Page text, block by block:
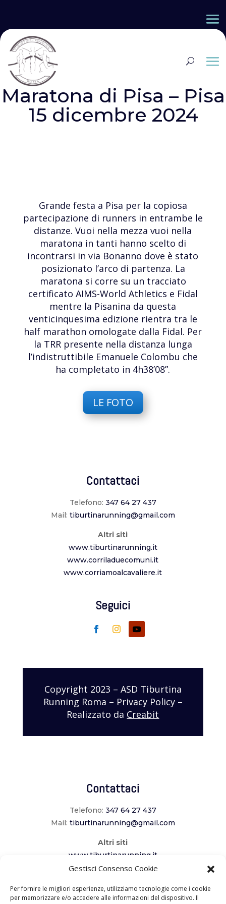
Gestisci Consenso Cookie
Per fornire le migliori esperienze, utilizziamo tecnologie come i cookie
per memorizzare e/o accedere alle informazioni del dispositivo. Il
Maratona di Pisa – Pisa
15 dicembre 2024
Grande festa a Pisa per la copiosa
partecipazione di runners in entrambe le
distanze. Vuoi nella mezza vuoi nella
maratona in tanti hanno scelto di
incontrarsi in via Bonanno dove è stato
posizionato l’arco di partenza. La
maratona si corre su un tracciato
certificato AIMS-World Athletics e Fidal
mentre la Pisanina da questa
venticinquesima edizione rientra tra le
half marathon omologate dalla Fidal. Per
la TRR presente nella distanza lunga
l’indistruttibile Emanuele Colombu che
ha completato in 4h38’08”.
LE FOTO
Contattaci
Telefono: 347 64 27 437
Mail: tiburtinarunning@gmail.com
Altri siti
www.tiburtinarunning.it
www.corriladuecomuni.it
www.corriamoalcavaliere.it
Seguici
Copyright 2023 – ASD Tiburtina
Running Roma – Privacy Policy–
Realizzato da Creabit
Contattaci
Telefono: 347 64 27 437
Mail: tiburtinarunning@gmail.com
Altri siti
www.tiburtinarunning.it
www.corriladuecomuni.it